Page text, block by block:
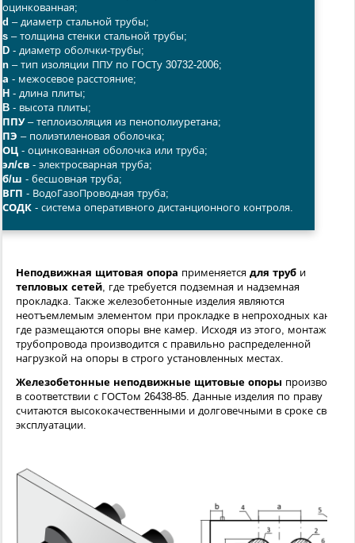
оцинкованная;
d – диаметр стальной трубы;
s – толщина стенки стальной трубы;
D - диаметр оболчки-трубы;
n – тип изоляции ППУ по ГОСТу 30732-2006;
а - межосевое расстояние;
H - длина плиты;
B - высота плиты;
ППУ– теплоизоляция из пенополиуретана;
ПЭ – полиэтиленовая оболочка;
ОЦ - оцинкованная оболочка или труба;
эл/св - электросварная труба;
б/ш - бесшовная труба;
ВГП - ВодоГазоПроводная труба;
СОДК - система оперативного дистанционного контроля.
Неподвижная щитовая опора применяется для труб и
тепловых сетей , где требуется подземная и надземная
прокладка. Также железобетонные изделия являются
неотъемлемым элементом при прокладке в непроходных каналах,
где размещаются опоры вне камер. Исходя из этого, монтаж
трубопровода производится с правильно распределенной
нагрузкой на опоры в строго установленных местах.
Железобетонные неподвижные щитовые опоры производятся
в соответствии с ГОСТом 26438-85. Данные изделия по праву
считаются высококачественными и долговечными в сроке своей
эксплуатации.